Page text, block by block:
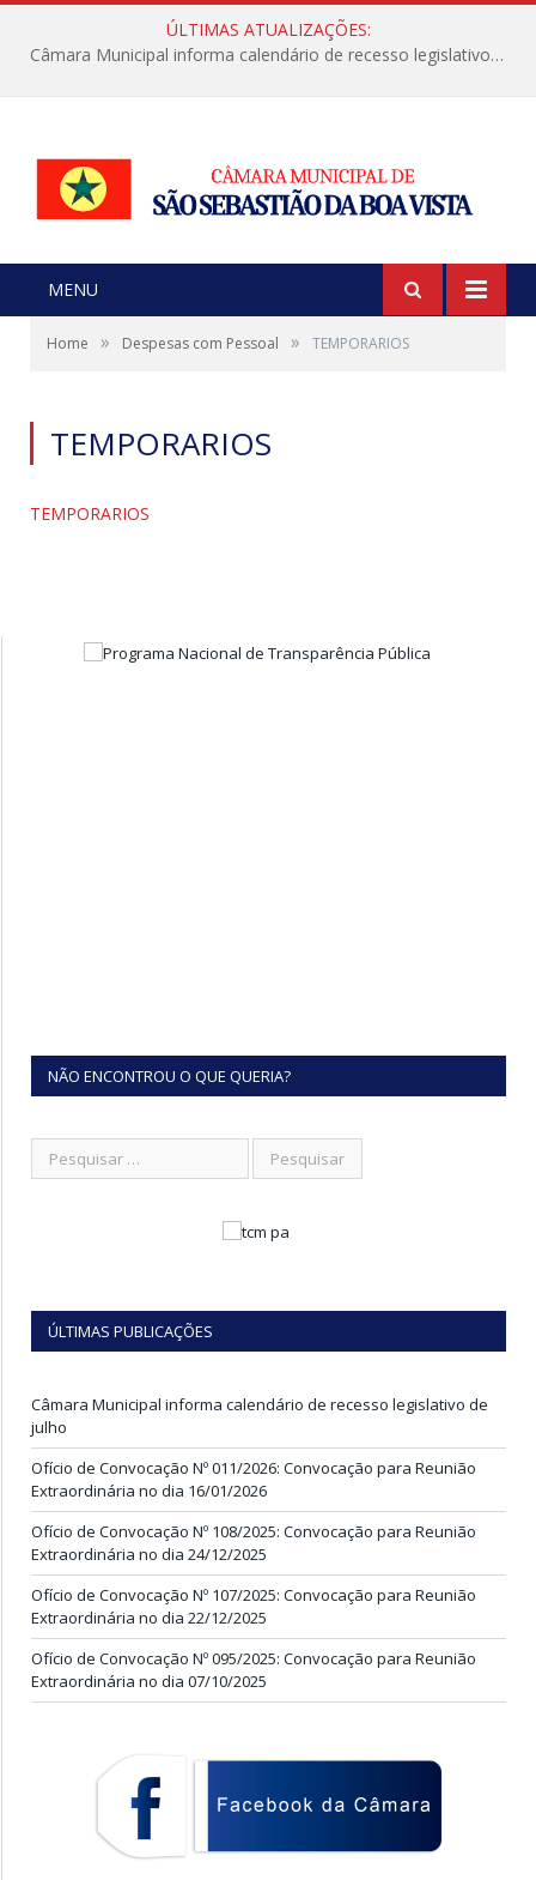
ÚLTIMAS ATUALIZAÇÕES:
Câmara Municipal informa calendário de recesso legislativo de julho
MENU
Home » Despesas com Pessoal » TEMPORARIOS
TEMPORARIOS
TEMPORARIOS
NÃO ENCONTROU O QUE QUERIA?
ÚLTIMAS PUBLICAÇÕES
Câmara Municipal informa calendário de recesso legislativo de
julho
Ofício de Convocação Nº 011/2026: Convocação para Reunião
Extraordinária no dia 16/01/2026
Ofício de Convocação Nº 108/2025: Convocação para Reunião
Extraordinária no dia 24/12/2025
Ofício de Convocação Nº 107/2025: Convocação para Reunião
Extraordinária no dia 22/12/2025
Ofício de Convocação Nº 095/2025: Convocação para Reunião
Extraordinária no dia 07/10/2025